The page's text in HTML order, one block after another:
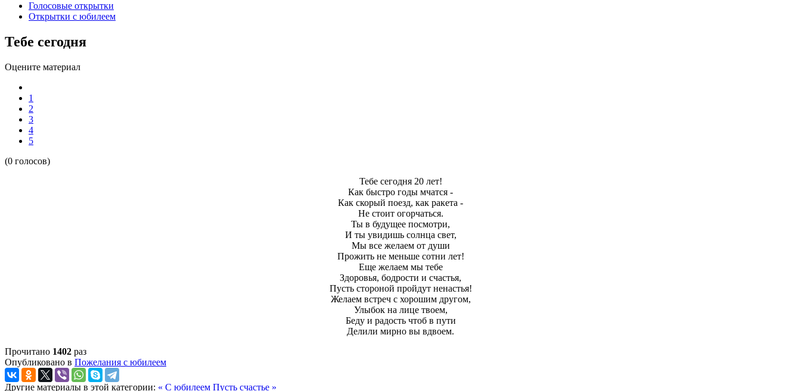
Голосовые открытки
Открытки с юбилеем
Тебе сегодня
Оцените материал
1
2
3
4
5
(0 голосов)
Тебе сегодня 20 лет!
Как быстро годы мчатся -
Как скорый поезд, как ракета -
Не стоит огорчаться.
Ты в будущее посмотри,
И ты увидишь солнца свет,
Мы все желаем от души
Прожить не меньше сотни лет!
Еще желаем мы тебе
Здоровья, бодрости и счастья,
Пусть стороной пройдут ненастья!
Желаем встреч с хорошим другом,
Улыбок на лице твоем,
Беду и радость чтоб в пути
Делили мирно вы вдвоем.
Прочитано 1402 раз
Опубликовано в Пожелания с юбилеем
Другие материалы в этой категории: « С юбилеем Пусть счастье »